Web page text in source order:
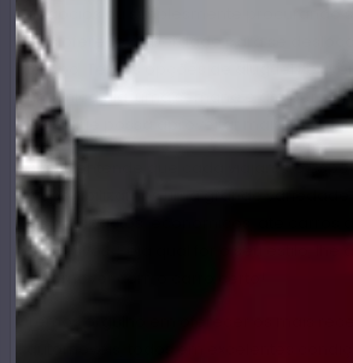
negócios ou simplesmente procurando
Avis oferece a liberdade para se
tempo. Temos opções de aluguel
um único dia, uma semana e até
para que possa aproveitar mais.
A Avis entende que cada viajante é
disponibilizamos uma grande variedade
de compactos, econômicos, até carros
esportivos. Seja qual for o seu estilo, lhe
locomover com o carro certo!
Temos orgulho em oferecer os mais
automóveis, todos em excelentes